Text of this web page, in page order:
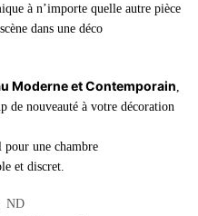
à n’importe quelle autre pièce
dans une déco
Moderne et Contemporain,
de nouveauté à votre décoration
une chambre
et discret.
ND